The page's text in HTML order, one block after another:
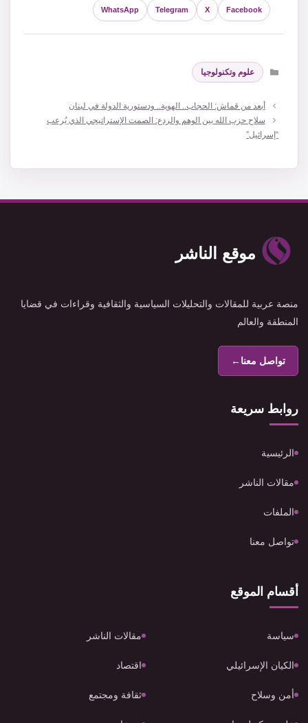
Facebook
X
Telegram
WhatsApp
التصنيفات
علوم وتكنولوجيا
أبعد من قماش: الحجاب.. الهوية.. ودستورية الدولة في لبنان
سلاح حزب الله بين الوهم والردع: الصمت الإستراتيجي الذي يُرعب
“إسرائيل”
موقع الناشر
منصة عربية للمقالات والتحليلات السياسية والثقافية وقراءات في قضايا
المنطقة والعالم
تواصل معنا←
روابط سريعة
الرئيسية
مقالات الناشر
الملفات
تواصل معنا
أقسام الموقع
سياسة مقالات الناشر
الكيان الإسرائيلي اقتصاد
أمن وسلاح ثقافة ومجتمع